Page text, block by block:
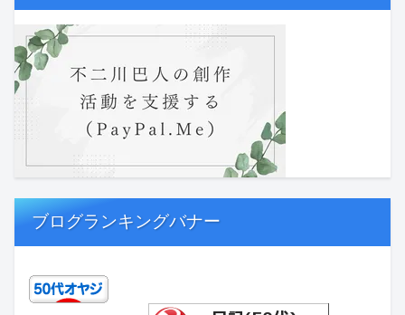
ブログランキングバナー